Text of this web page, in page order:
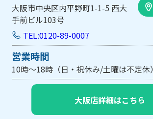
大阪市中央区内平野町1-1-5 西大
手前ビル103号
TEL:0120-89-0007
営業時間
10時～18時（日・祝休み/土曜は不定休）
大阪店詳細はこちら